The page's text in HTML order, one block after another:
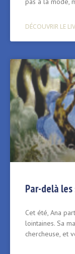
DÉCOUVRIR LE
Par-delà
Cet été, Ana
lointaines. Sa
chercheuse, et